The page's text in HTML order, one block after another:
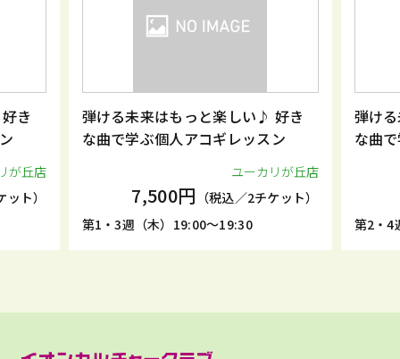
き
が丘店
ト）
弾ける未来はもっと楽しい♪ 好き
な曲で学ぶ個人アコギレッスン
ユーカリが丘店
7,500円 （税込／2チケット）
第1・3週（木）19:00～19:30
弾け
な曲
第2・4